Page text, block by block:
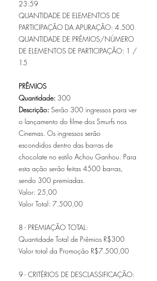
23:59
QUANTIDADE DE ELEMENTOS DE
PARTICIPAÇÃO DA APURAÇÃO: 4.500
QUANTIDADE DE PRÊMIOS/NÚMERO
DE ELEMENTOS DE PARTICIPAÇÃO: 1 /
15
PRÊMIOS
Quantidade: 300
Descrição: Serão 300 ingressos para ver
o lançamento do filme dos Smurfs nos
Cinemas. Os ingressos serão
escondidos dentro das barras de
chocolate no estilo Achou Ganhou. Para
esta ação serão feitas 4500 barras,
sendo 300 premiadas.
Valor: 25,00
Valor Total: 7.500,00
8 - PREMIAÇÃO TOTAL:
Quantidade Total de Prêmios R$300
Valor total da Promoção R$7.500,00
9 - CRITÉRIOS DE DESCLASSIFICAÇÃO: